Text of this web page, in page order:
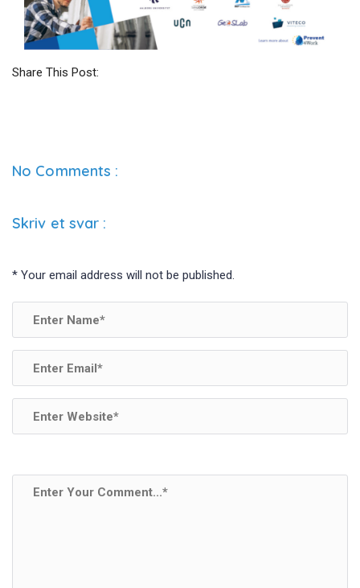
Share This Post:
No Comments :
Skriv et svar :
* Your email address will not be published.